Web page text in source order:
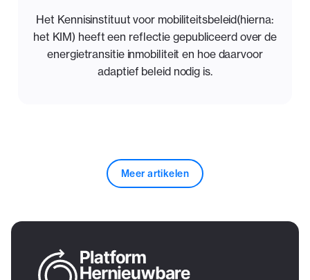
Het Kennisinstituut voor mobiliteitsbeleid(hierna:
het KIM) heeft een reflectie gepubliceerd over de
energietransitie inmobiliteit en hoe daarvoor
adaptief beleid nodig is.
Meer artikelen